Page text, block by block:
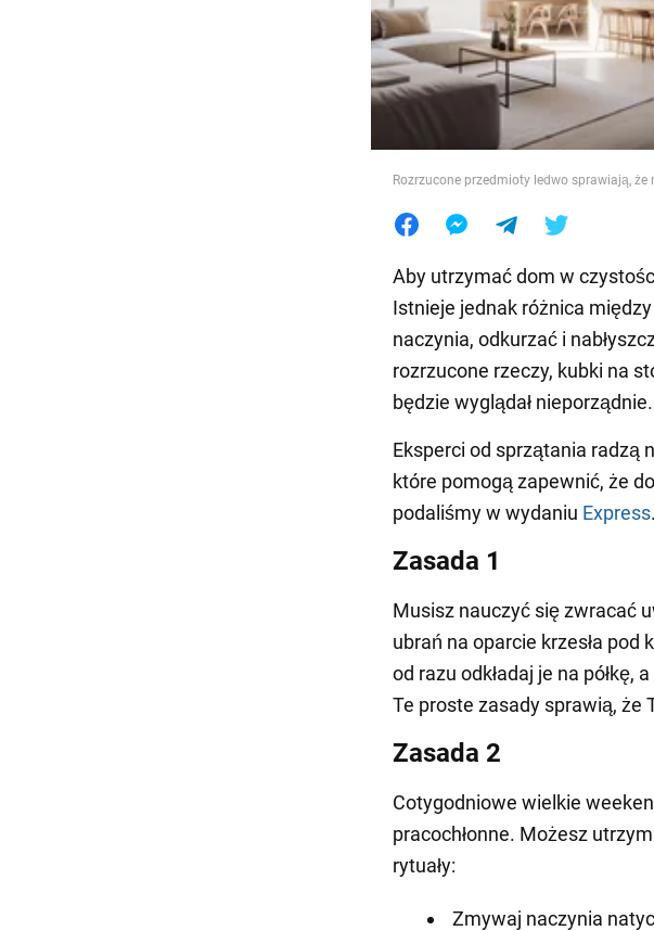
Jedzenie
Rozrzucone przedmioty ledwo sprawiają,
Aby utrzymać dom w
Istnieje jednak różnica
naczynia, odkurzać i
rozrzucone rzeczy, kubki na
będzie wyglądał nieporządnie.
Eksperci od sprzątania radzą
które pomogą zapewnić, że
podaliśmy w wydaniu Express.
Zasada 1
Musisz nauczyć się zwracać
ubrań na oparcie krzesła pod
od razu odkładaj je na półkę,
Te proste zasady sprawią, że
Zasada 2
Cotygodniowe wielkie
pracochłonne. Możesz
rytuały:
Zmywaj naczynia